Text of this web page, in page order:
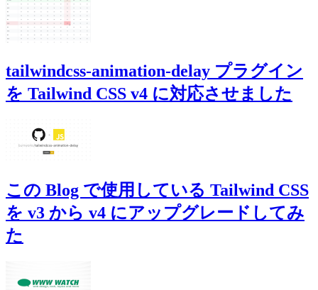
tailwindcss-animation-delay プラグイン
を Tailwind CSS v4 に対応させました
この Blog で使用している Tailwind CSS
を v3 から v4 にアップグレードしてみ
た